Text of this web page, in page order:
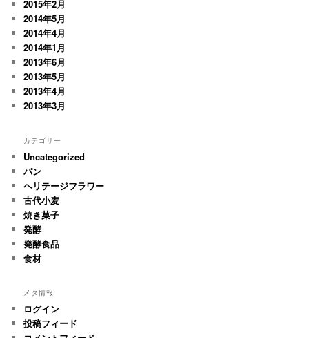
2015年2月
2014年5月
2014年4月
2014年1月
2013年6月
2013年5月
2013年4月
2013年3月
カテゴリー
Uncategorized
パン
ヘリテージフラワー
古代小麦
焼き菓子
発酵
発酵食品
食材
メタ情報
ログイン
投稿フィード